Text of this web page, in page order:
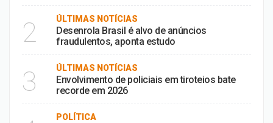
2 ÚLTIMAS NOTÍCIAS
Desenrola Brasil é alvo de anúncios
fraudulentos, aponta estudo
3 ÚLTIMAS NOTÍCIAS
Envolvimento de policiais em tiroteios bate
recorde em 2026
POLÍTICA